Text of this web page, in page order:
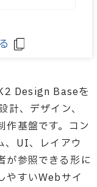
Design Baseを
、デザイン、
作基盤です。コン
、UI、レイアウ
が参照できる形に
やすいWebサイ